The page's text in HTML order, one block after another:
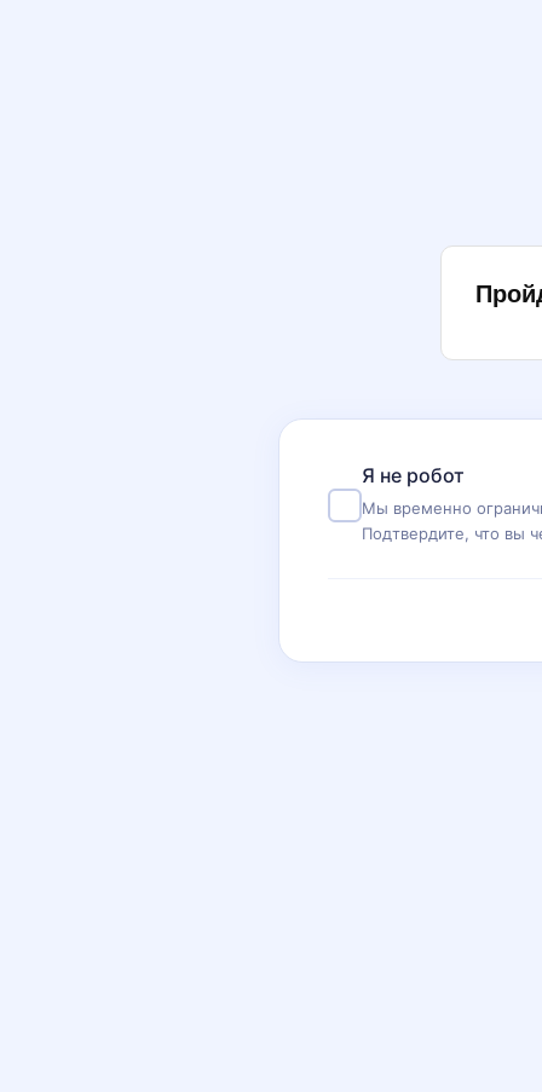
Я не робот
Мы временно
Подтвердите, что вы